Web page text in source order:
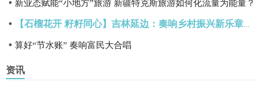
新业态赋能“小地方”旅游 新疆特克斯旅游如何化流量为能量？
算好“节水账” 奏响富民大合唱
资讯